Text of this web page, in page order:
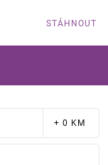
STÁHNOUT
+ 0 KM